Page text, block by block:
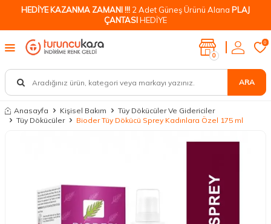
HEDİYE KAZANMA ZAMANI !!! 2 Adet Güneş Ürünü Alana PLAJ
ÇANTASIHEDİYE
ARA
0
0
Anasayfa Kişisel Bakım
Tüy Dökücüler Ve Gidericiler
Tüy Dökücüler
Bioder Tüy Dökücü Sprey Kadınlara Özel 175 ml